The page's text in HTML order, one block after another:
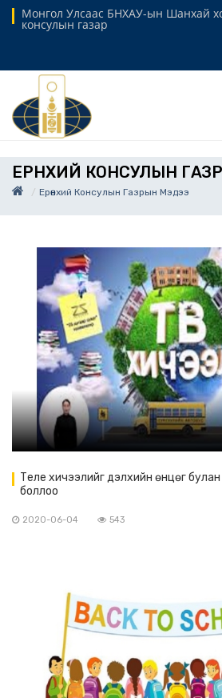
Монгол Улсаас БНХАУ-ын Шанхай
консулын газар
ЕРӨНХИЙ КОНСУЛЫН
Ерөнхий Консулын Газрын Мэдээ
Теле хичээлийг дэлхийн өнцөг булан
боллоо
2020-06-04 543